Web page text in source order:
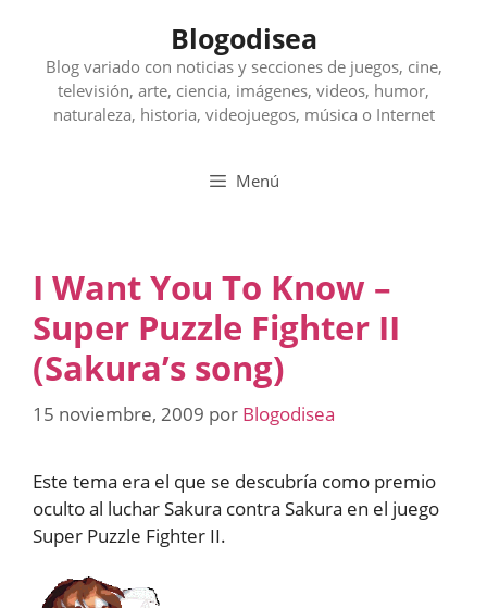
contenido
Blogodisea
Blog variado con noticias y secciones de juegos, cine,
televisión, arte, ciencia, imágenes, videos, humor,
naturaleza, historia, videojuegos, música o Internet
Menú
I Want You To Know –
Super Puzzle Fighter II
(Sakura’s song)
15 noviembre, 2009 por Blogodisea
Este tema era el que se descubría como premio
oculto al luchar Sakura contra Sakura en el juego
Super Puzzle Fighter II.